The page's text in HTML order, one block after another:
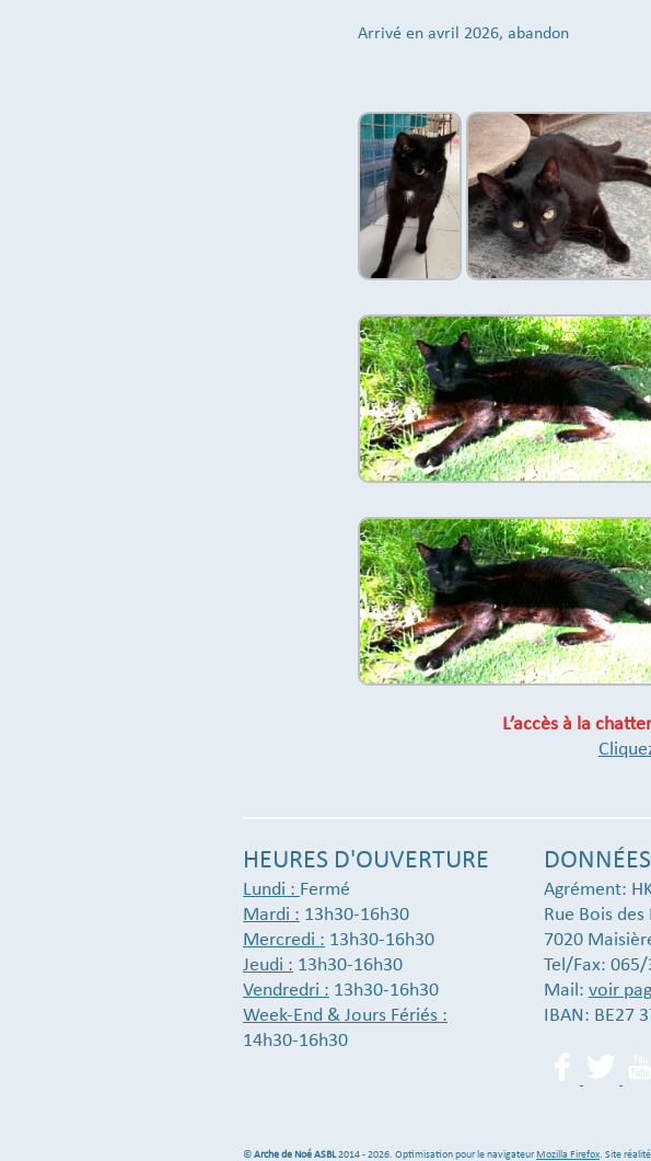
Arrivé en avril 2026, abandon
L’accès à la
HEURES D'OUVERTURE
Lundi : Fermé
Mardi : 13h30-16h30
Mercredi : 13h30-16h30
Jeudi : 13h30-16h30
Vendredri : 13h30-16h30
Week-End & Jours Fériés :
14h30-16h30
Agrément:
Rue Bois des
7020
Tel/Fax:
Mail: voir
IBAN: BE27
©Arche de Noé ASBL2014 - 2026. Optimisation pour le navigateurMozilla Firefox. Site